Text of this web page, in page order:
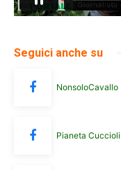
Seguici anche su
NonsoloCavallo
Pianeta Cuccioli